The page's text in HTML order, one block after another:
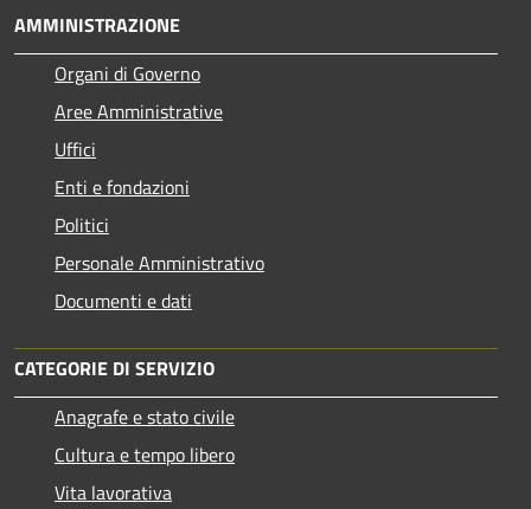
AMMINISTRAZIONE
Organi di Governo
Aree Amministrative
Uffici
Enti e fondazioni
Politici
Personale Amministrativo
Documenti e dati
CATEGORIE DI SERVIZIO
Anagrafe e stato civile
Cultura e tempo libero
Vita lavorativa